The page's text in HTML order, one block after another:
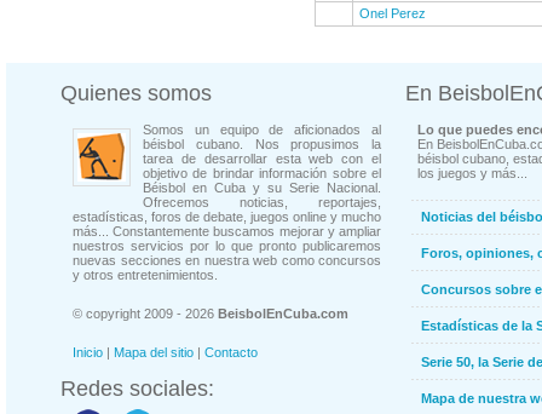
Onel Perez
Quienes somos
Somos un equipo de aficionados al
béisbol cubano. Nos propusimos la
tarea de desarrollar esta web con el
objetivo de brindar información sobre el
Béisbol en Cuba y su Serie Nacional.
Ofrecemos noticias, reportajes,
estadísticas, foros de debate, juegos online y mucho
más... Constantemente buscamos mejorar y ampliar
nuestros servicios por lo que pronto publicaremos
nuevas secciones en nuestra web como concursos
y otros entretenimientos.
© copyright 2009 - 2026 BeisbolEnCuba.com
Inicio | Mapa del sitio | Contacto
Redes sociales:
En
Lo que puedes
En
béisbol cubano,
los juegos y más...
Noticias del
Foros, opiniones,
Concursos sobre
Estadísticas de la
Serie 50, la Serie
Mapa de nuestra